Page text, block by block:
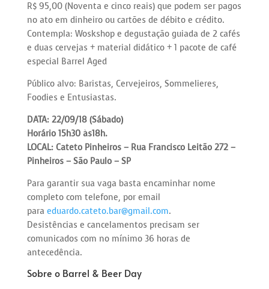
R$ 95,00 (Noventa e cinco reais) que podem ser pagos
no ato em dinheiro ou cartões de débito e crédito.
Contempla: Woskshop e degustação guiada de 2 cafés
e duas cervejas + material didático + 1 pacote de café
especial Barrel Aged
Público alvo: Baristas, Cervejeiros, Sommelieres,
Foodies e Entusiastas.
DATA: 22/09/18 (Sábado)
Horário 15h30 às18h.
LOCAL: Cateto Pinheiros – Rua Francisco Leitão 272 –
Pinheiros – São Paulo – SP
Para garantir sua vaga basta encaminhar nome
completo com telefone, por email
para eduardo.cateto.bar@gmail.com.
Desistências e cancelamentos precisam ser
comunicados com no mínimo 36 horas de
antecedência.
Sobre o Barrel & Beer Day